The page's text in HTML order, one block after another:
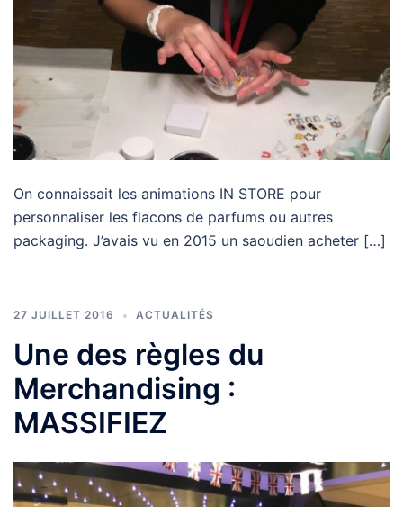
On connaissait les animations IN STORE pour
personnaliser les flacons de parfums ou autres
packaging. J’avais vu en 2015 un saoudien acheter […]
27 JUILLET 2016 ACTUALITÉS
Une des règles du
Merchandising :
MASSIFIEZ